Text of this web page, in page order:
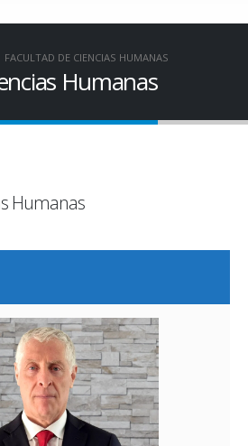
FACULTAD DE CIENCIAS HUMANAS
Humanas
Humanas